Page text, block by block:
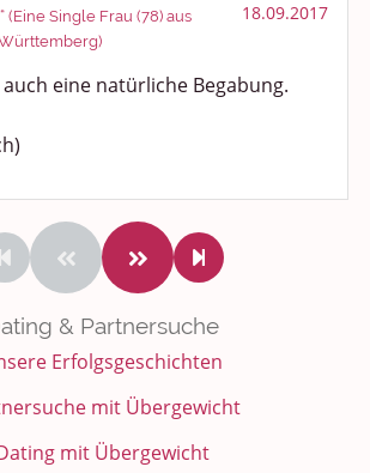
(Eine Single Frau (78) aus
18.09.2017
eine natürliche Begabung.
& Partnersuche
Erfolgsgeschichten
mit Übergewicht
mit Übergewicht